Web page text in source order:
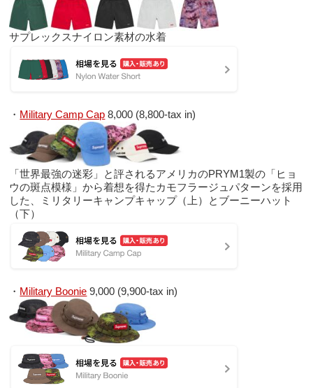
サプレックスナイロン素材の水着
・ Military Camp Cap 8,000 (8,800-tax in)
「世界最強の迷彩」と評されるアメリカのPRYM1製の「ヒョ
ウの斑点模様」から着想を得たカモフラージュパターンを採用
した、ミリタリーキャンプキャップ（上）とブーニーハット
（下）
・ Military Boonie 9,000 (9,900-tax in)